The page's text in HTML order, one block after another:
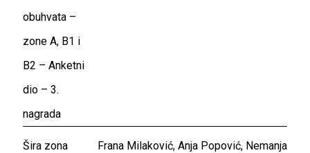
obuhvata –
zone A, B1 i
B2 – Anketni
dio – 3.
nagrada
Šira zona
Frana Milaković, Anja Popović, Nemanja